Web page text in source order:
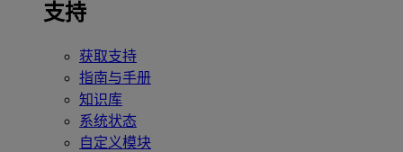
支持
获取支持
指南与手册
知识库
系统状态
自定义模块